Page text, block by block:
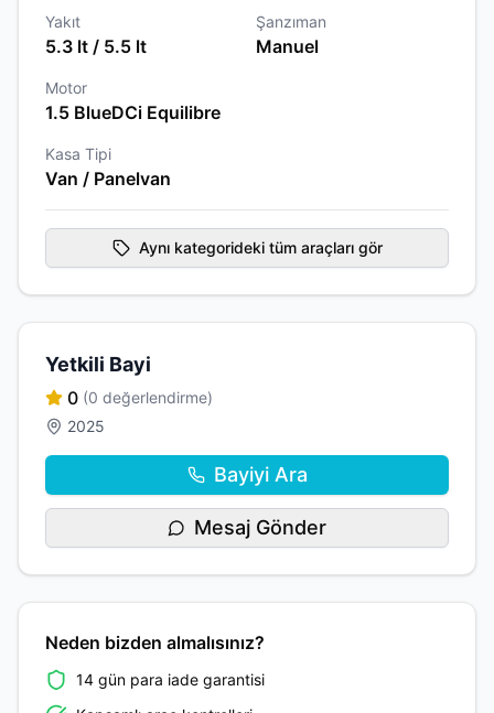
Yakıt
5.3 lt / 5.5 lt
Şanzıman
Manuel
Motor
1.5 BlueDCi Equilibre
Kasa Tipi
Van / Panelvan
Aynı kategorideki tüm araçları gör
Yetkili Bayi
0 (0 değerlendirme)
2025
Bayiyi Ara
Mesaj Gönder
Neden bizden almalısınız?
14 gün para iade garantisi